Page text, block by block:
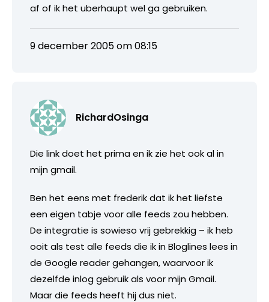
af of ik het uberhaupt wel ga gebruiken.
9 december 2005 om 08:15
RichardOsinga
Die link doet het prima en ik zie het ook al in
mijn gmail.
Ben het eens met frederik dat ik het liefste
een eigen tabje voor alle feeds zou hebben.
De integratie is sowieso vrij gebrekkig – ik heb
ooit als test alle feeds die ik in Bloglines lees in
de Google reader gehangen, waarvoor ik
dezelfde inlog gebruik als voor mijn Gmail.
Maar die feeds heeft hij dus niet.